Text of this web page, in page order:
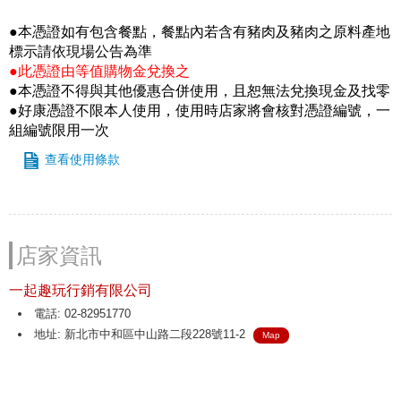
●本憑證如有包含餐點，餐點內若含有豬肉及豬肉之原料產地
標示請依現場公告為準
●此憑證由等值購物金兌換之
●本憑證不得與其他優惠合併使用，且恕無法兌換現金及找零
●好康憑證不限本人使用，使用時店家將會核對憑證編號，一
組編號限用一次
查看使用條款
店家資訊
一起趣玩行銷有限公司
電話: 02-82951770
地址: 新北市中和區中山路二段228號11-2
Map